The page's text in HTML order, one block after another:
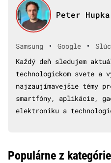
Peter Hupka
Samsung • Google •
Každý deň sledujem
technologickom svete a
najzaujímavejšie témy
smartfóny, aplikácie,
elektroniku a
Populárne z